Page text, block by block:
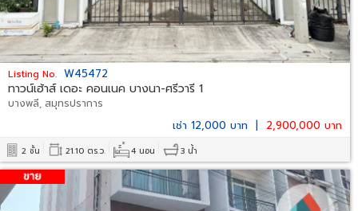
Listing No. W45472
ทาวน์เฮ้าส์ เดอะ คอนเนค บางนา-ศรีวารี 1
บางพลี, สมุทรปราการ
2,900,000 บาท
|
เช่า 12,000 บาท
2 ชั้น 21.10 ตร.ว. 4 นอน 3 น้ำ